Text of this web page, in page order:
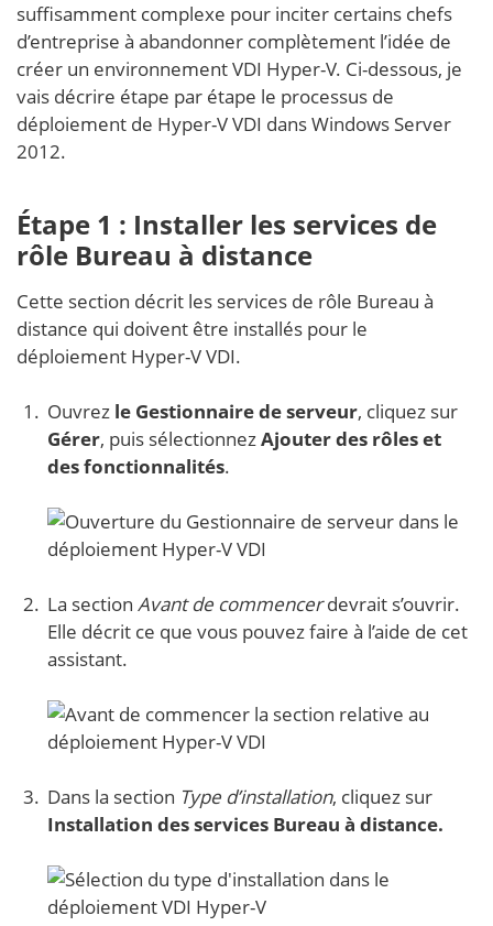
suffisamment complexe pour inciter certains chefs
d’entreprise à abandonner complètement l’idée de
créer un environnement VDI Hyper-V. Ci-dessous, je
vais décrire étape par étape le processus de
déploiement de Hyper-V VDI dans Windows Server
2012.
Étape 1 : Installer les services de
rôle Bureau à distance
Cette section décrit les services de rôle Bureau à
distance qui doivent être installés pour le
déploiement Hyper-V VDI.
Ouvrez le Gestionnaire de serveur, cliquez sur
Gérer, puis sélectionnezAjouter des rôles et
des fonctionnalités.
La section Avant de commencerdevrait s’ouvrir.
Elle décrit ce que vous pouvez faire à l’aide de cet
assistant.
Dans la section Type d’installation, cliquez sur
Installation des services Bureau à distance.